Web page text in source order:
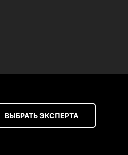
ВЫБРАТЬ ЭКСПЕРТА